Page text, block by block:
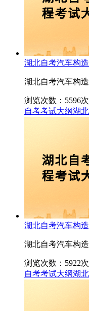
湖北自考汽车构
湖北自考汽车构
浏览次数：5596次
自考考试大纲湖
湖北自考汽车构
湖北自考汽车构
浏览次数：5922次
自考考试大纲湖